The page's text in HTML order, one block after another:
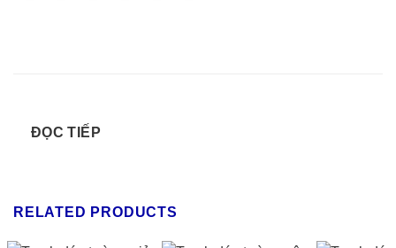
ĐỌC TIẾP
RELATED PRODUCTS